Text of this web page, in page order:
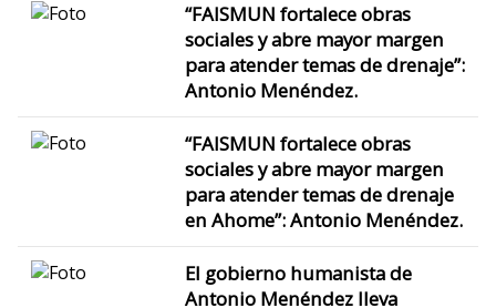
“FAISMUN fortalece obras
sociales y abre mayor margen
para atender temas de drenaje”:
Antonio Menéndez.
“FAISMUN fortalece obras
sociales y abre mayor margen
para atender temas de drenaje
en Ahome”: Antonio Menéndez.
El gobierno humanista de
Antonio Menéndez lleva